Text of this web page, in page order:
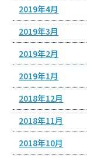
2019年4月
2019年3月
2019年2月
2019年1月
2018年12月
2018年11月
2018年10月